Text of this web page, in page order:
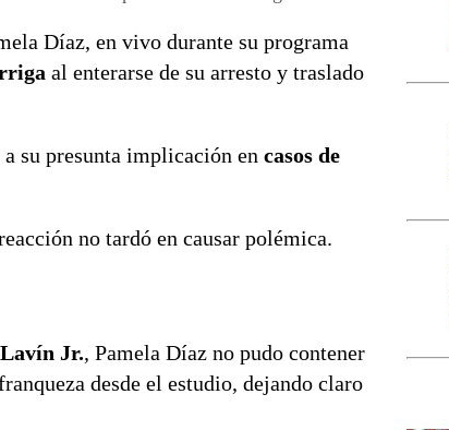
Díaz, en vivo durante su programa
al enterarse de su arresto y traslado
su presunta implicación en casos de
no tardó en causar polémica.
Jr., Pamela Díaz no pudo contener
desde el estudio, dejando claro